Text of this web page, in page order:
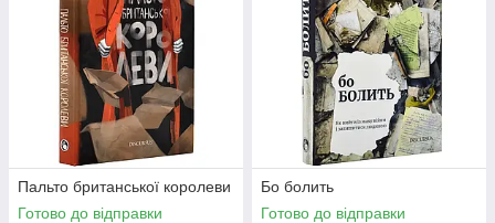
Пальто британської королеви
Готово до відправки
Бо болить
Готово до відправки